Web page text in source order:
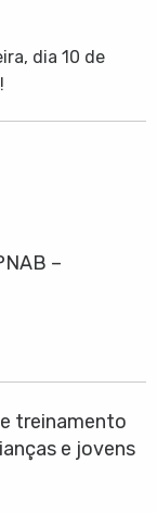
dia 10 de
–
treinamento
e jovens